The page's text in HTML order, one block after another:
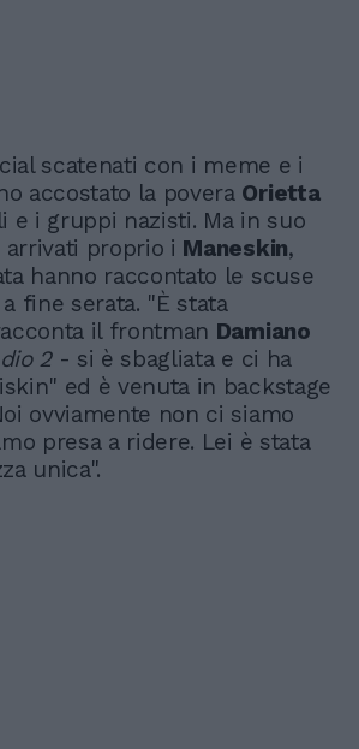
scatenati con i meme e i
accostato la povera Orietta
e i gruppi nazisti. Ma in suo
proprio i Maneskin,
hanno raccontato le scuse
fine serata. "È stata
il frontman Damiano
2 - si è sbagliata e ci ha
ed è venuta in backstage
ovviamente non ci siamo
presa a ridere. Lei è stata
unica".